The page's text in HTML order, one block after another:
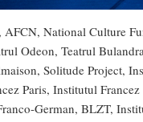
AFCN, National Culture
Odeon, Teatrul
Solitude Project,
Paris, Institutul Francez
German, BLZT,